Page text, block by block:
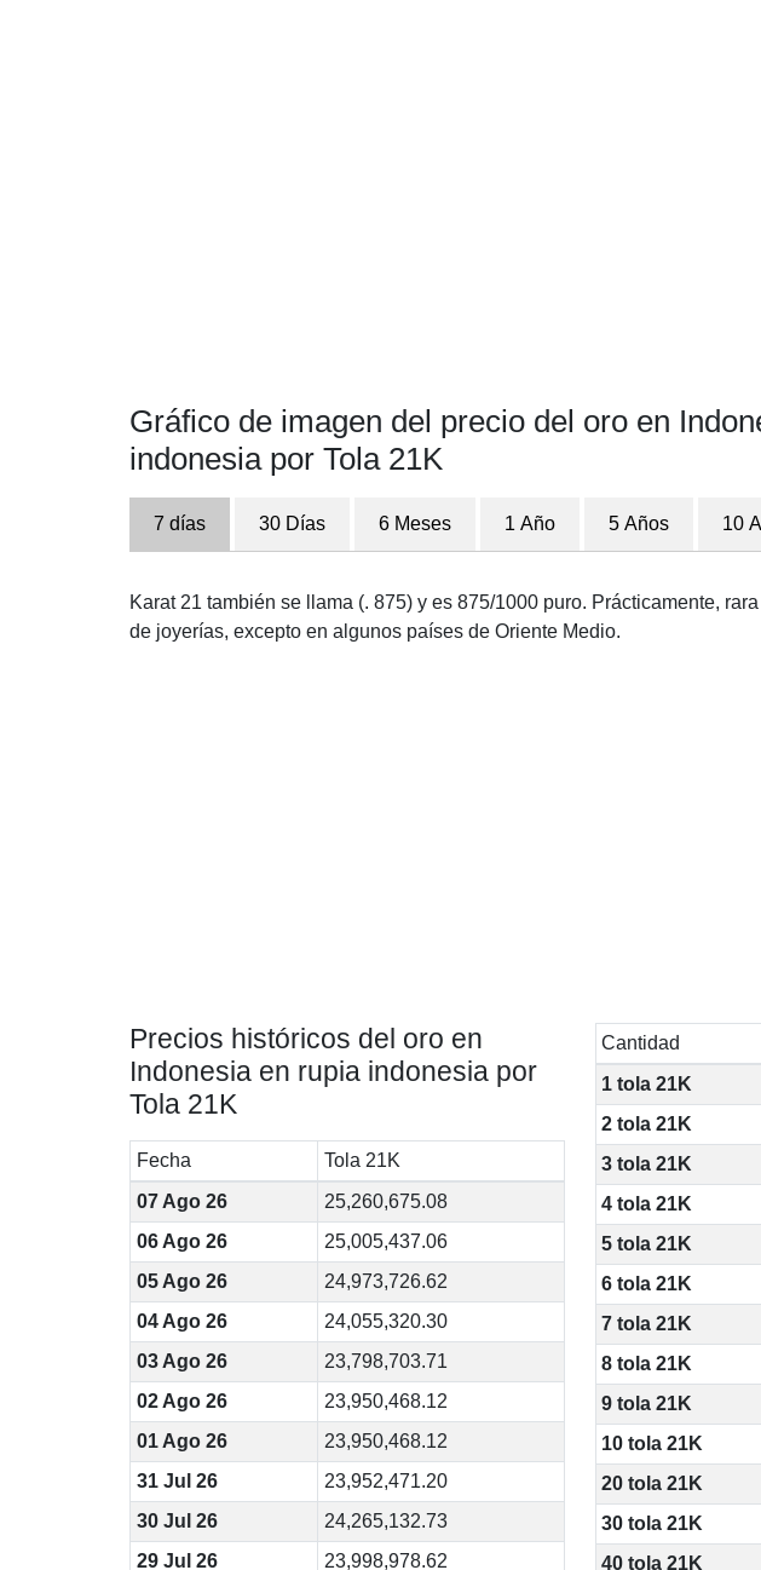
Gráfico de imagen del precio del oro en
indonesia por Tola 21K
7 días 30 Días 6 Meses 1 Año 5 Años 10
Karat 21 también se llama (. 875) y es 875/1000 puro. Prácticamente,
de joyerías, excepto en algunos países de Oriente Medio.
Precios históricos del oro en
Indonesia en rupia indonesia por
Tola 21K
Fecha
Tola 21K
07 Ago 26
25,260,675.08
06 Ago 26
25,005,437.06
05 Ago 26
24,973,726.62
04 Ago 26
24,055,320.30
03 Ago 26
23,798,703.71
02 Ago 26
23,950,468.12
01 Ago 26
23,950,468.12
31 Jul 26
23,952,471.20
30 Jul 26
24,265,132.73
29 Jul 26
23,998,978.62
Cantidad
1 tola 21K
2 tola 21K
3 tola 21K
4 tola 21K
5 tola 21K
6 tola 21K
7 tola 21K
8 tola 21K
9 tola 21K
10 tola 21K
20 tola 21K
30 tola 21K
40 tola 21K